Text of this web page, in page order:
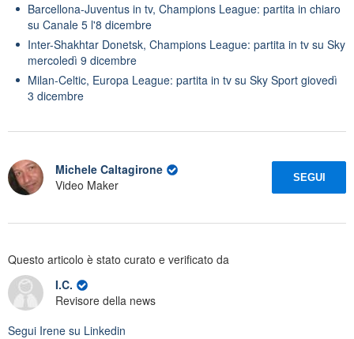
Barcellona-Juventus in tv, Champions League: partita in chiaro
su Canale 5 l'8 dicembre
Inter-Shakhtar Donetsk, Champions League: partita in tv su Sky
mercoledì 9 dicembre
Milan-Celtic, Europa League: partita in tv su Sky Sport giovedì
3 dicembre
Michele Caltagirone
Video Maker
SEGUI
Questo articolo è stato curato e verificato da
I.C.
Revisore della news
Segui Irene su Linkedin